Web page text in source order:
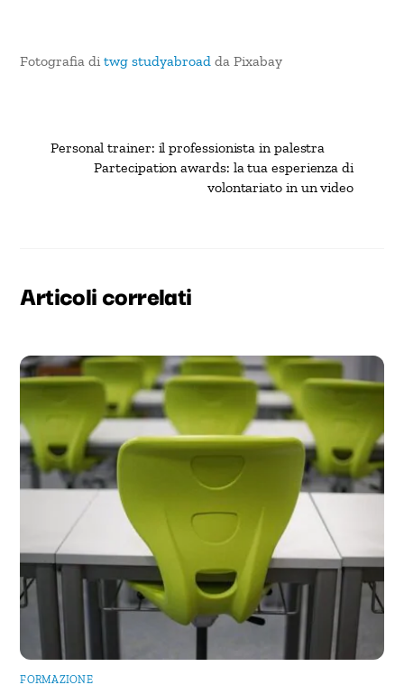
Fotografia ditwg studyabroad da Pixabay
Personal trainer: il professionista in palestra
Partecipation awards: la tua esperienza di
volontariato in un video
FORMAZIONE